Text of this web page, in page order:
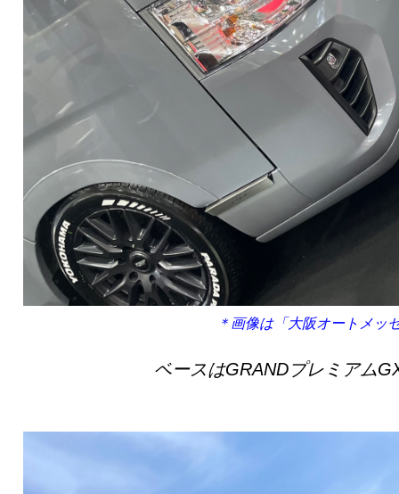
＊画像は「大阪オートメッ
ベースはGRANDプレミアム